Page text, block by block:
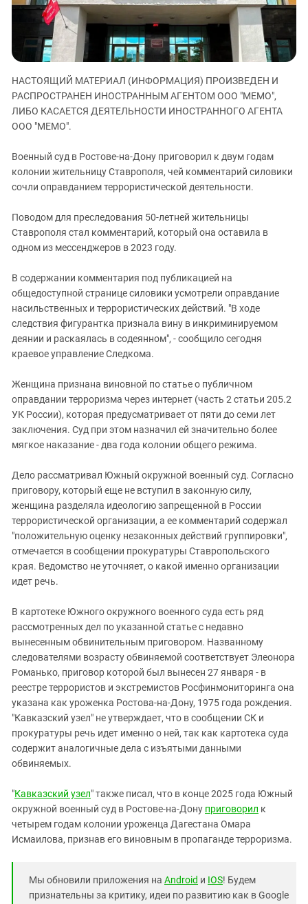
ЗАСТАВЛЯЕТ
КАВКАЗ ЗА ПАЛЕСТИНУ
ИНАКОМЫСЛИЕ В ЧЕЧНЕ
ПРЕСЛЕДОВАНИЕ АКТИВИСТОВ
Дагестан
Ингушетия
Кабардино-Балкария
Калмыкия
Карачаево-Черкесия
Краснодарский край
Российская Федерация
Ростовская область
СКФО
Ставропольский край
Южная Осетия
Южный Кавказ
НАСТОЯЩИЙ МАТЕРИАЛ (ИНФОРМАЦИЯ) ПРОИЗВЕДЕН И
РАСПРОСТРАНЕН ИНОСТРАННЫМ АГЕНТОМ ООО "МЕМО",
ЛИБО КАСАЕТСЯ ДЕЯТЕЛЬНОСТИ ИНОСТРАННОГО АГЕНТА
ООО "МЕМО".
Военный суд в Ростове-на-Дону приговорил к двум годам
колонии жительницу Ставрополя, чей комментарий силовики
сочли оправданием террористической деятельности.
Поводом для преследования 50-летней жительницы
Ставрополя стал комментарий, который она оставила в
одном из мессенджеров в 2023 году.
В содержании комментария под публикацией на
общедоступной странице силовики усмотрели оправдание
насильственных и террористических действий. "В ходе
следствия фигурантка признала вину в инкриминируемом
деянии и раскаялась в содеянном", - сообщило сегодня
краевое управление Следкома.
Женщина признана виновной по статье о публичном
оправдании терроризма через интернет (часть 2 статьи 205.2
УК России), которая предусматривает от пяти до семи лет
заключения. Суд при этом назначил ей значительно более
мягкое наказание - два года колонии общего режима.
Дело рассматривал Южный окружной военный суд. Согласно
приговору, который еще не вступил в законную силу,
женщина разделяла идеологию запрещенной в России
террористической организации, а ее комментарий содержал
"положительную оценку незаконных действий группировки",
отмечается в сообщении прокуратуры Ставропольского
края. Ведомство не уточняет, о какой именно организации
идет речь.
В картотеке Южного окружного военного суда есть ряд
рассмотренных дел по указанной статье с недавно
вынесенным обвинительным приговором. Названному
следователями возрасту обвиняемой соответствует Элеонора
Романько, приговор которой был вынесен 27 января - в
реестре террористов и экстремистов Росфинмониторинга она
указана как уроженка Ростова-на-Дону, 1975 года рождения.
"Кавказский узел" не утверждает, что в сообщении СК и
прокуратуры речь идет именно о ней, так как картотека суда
содержит аналогичные дела с изъятыми данными
обвиняемых.
"Кавказский узел" также писал, что в конце 2025 года Южный
окружной военный суд в Ростове-на-Дону приговорил к
четырем годам колонии уроженца Дагестана Омара
Исмаилова, признав его виновным в пропаганде терроризма.
Мы обновили приложения на Android и IOS! Будем
признательны за критику, идеи по развитию как в Google